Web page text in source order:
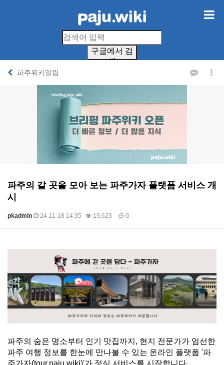
구글에서 검
색
파주위키알림
파주의 갈 곳을 모아 보는 파주가자 플랫폼 서비스 개
시
pkadmin 24-11-18 14:35 19,623 0
파주의 숨은 명소부터 인기 맛집까지, 현지 전문가가 엄선한
파주 여행 정보를 한눈에 만나볼 수 있는 온라인 플랫폼 '파